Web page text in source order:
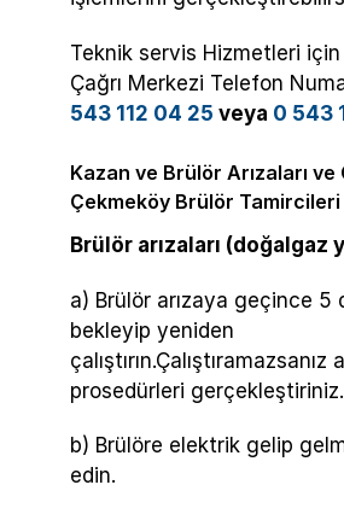
Teknik servis Hizmetleri için
Çağrı Merkezi Telefon
543 112 04 25 veya 0 543
Kazan ve Brülör Arızaları ve
Çekmeköy Brülör Tamircileri
Brülör arızaları (doğalgaz
a) Brülör arızaya geçince 5
bekleyip yeniden
çalıştırın.Çalıştıramazsanız
prosedürleri gerçekleştiriniz.
b) Brülöre elektrik gelip
edin.